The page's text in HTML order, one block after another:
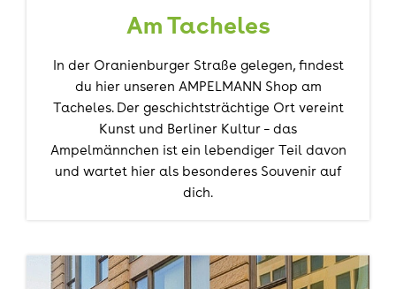
Am Tacheles
In der Oranienburger Straße gelegen, findest
du hier unseren AMPELMANN Shop am
Tacheles. Der geschichtsträchtige Ort vereint
Kunst und Berliner Kultur – das
Ampelmännchen ist ein lebendiger Teil davon
und wartet hier als besonderes Souvenir auf
dich.